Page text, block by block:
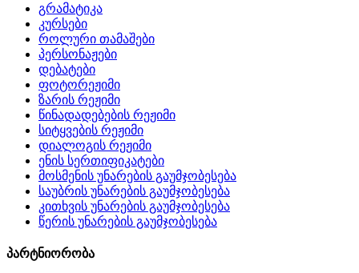
გრამატიკა
კურსები
როლური თამაშები
პერსონაჟები
დებატები
ფოტორეჟიმი
ზარის რეჟიმი
წინადადებების რეჟიმი
სიტყვების რეჟიმი
დიალოგის რეჟიმი
ენის სერთიფიკატები
მოსმენის უნარების გაუმჯობესება
საუბრის უნარების გაუმჯობესება
კითხვის უნარების გაუმჯობესება
წერის უნარების გაუმჯობესება
პარტნიორობა